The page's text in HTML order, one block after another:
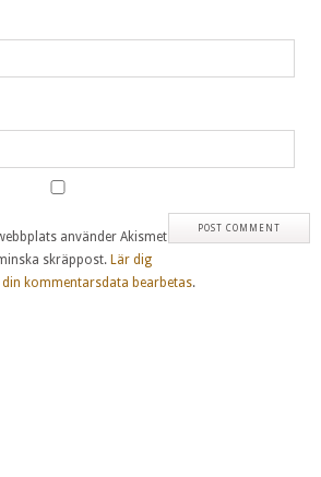
använder Akismet
skräppost. Lär dig
kommentarsdata bearbetas.